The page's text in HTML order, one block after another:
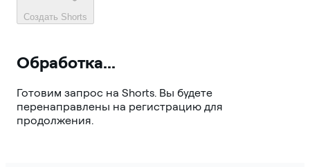
Создать Shorts
Обработка...
Готовим запрос на Shorts. Вы будете
перенаправлены на регистрацию для
продолжения.